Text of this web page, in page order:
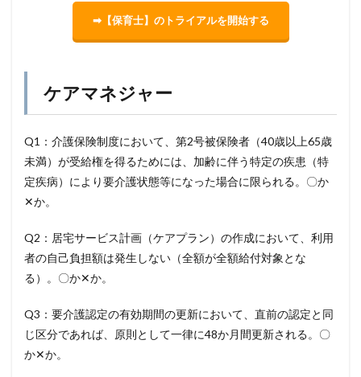
➡【保育士】のトライアルを開始する
ケアマネジャー
Q1：介護保険制度において、第2号被保険者（40歳以上65歳
未満）が受給権を得るためには、加齢に伴う特定の疾患（特
定疾病）により要介護状態等になった場合に限られる。〇か
✕か。
Q2：居宅サービス計画（ケアプラン）の作成において、利用
者の自己負担額は発生しない（全額が全額給付対象とな
る）。〇か✕か。
Q3：要介護認定の有効期間の更新において、直前の認定と同
じ区分であれば、原則として一律に48か月間更新される。〇
か✕か。